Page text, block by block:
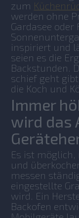
zum
werden ohne
Gardasee
inspiriert und
seien es die
Backstunden.
schief geht
die Koch und
Immer
wird das
Es ist
und
messen
eingestellte
wird. Ein
Backofen